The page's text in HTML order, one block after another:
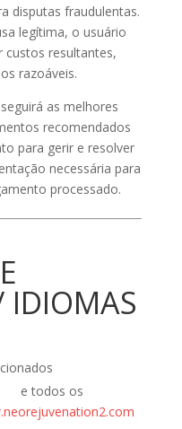
disputas fraudulentas.
legítima, o usuário
custos resultantes,
razoáveis.
as melhores
recomendados
para gerir e resolver
necessária para
processado.
IDIOMAS
e todos os